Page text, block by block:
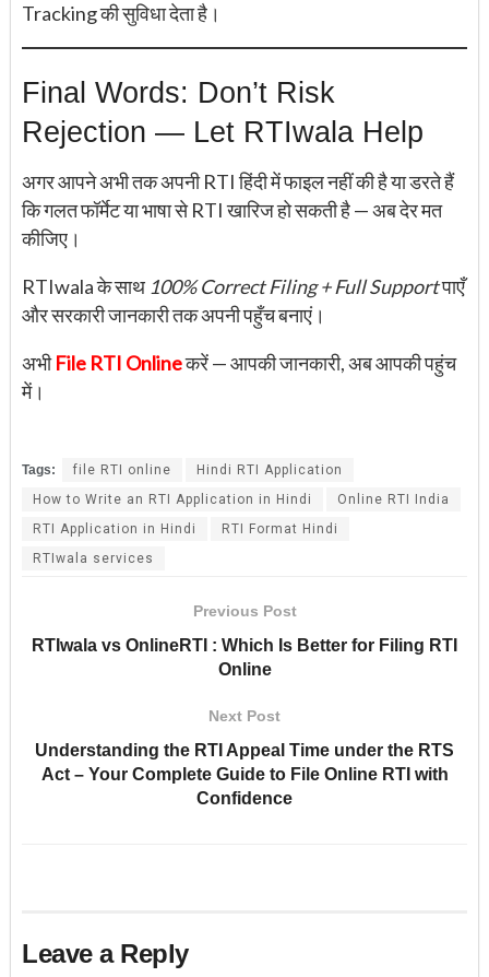
Tracking की सुविधा देता है।
Final Words: Don’t Risk
Rejection — Let RTIwala Help
अगर आपने अभी तक अपनी RTI हिंदी में फाइल नहीं की है या डरते हैं
कि गलत फॉर्मेट या भाषा से RTI खारिज हो सकती है — अब देर मत
कीजिए।
RTIwala के साथ 100% Correct Filing + Full Supportपाएँ
और सरकारी जानकारी तक अपनी पहुँच बनाएं।
अभीFile RTI Onlineकरें — आपकी जानकारी, अब आपकी पहुंच
में।
Tags: file RTI online
Hindi RTI Application
How to Write an RTI Application in Hindi
Online RTI India
RTI Application in Hindi
RTI Format Hindi
RTIwala services
Previous Post
RTIwala vs OnlineRTI : Which Is Better for Filing RTI
Online
Next Post
Understanding the RTI Appeal Time under the RTS
Act – Your Complete Guide to File Online RTI with
Confidence
Leave a Reply